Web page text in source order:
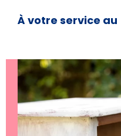
À votre service au